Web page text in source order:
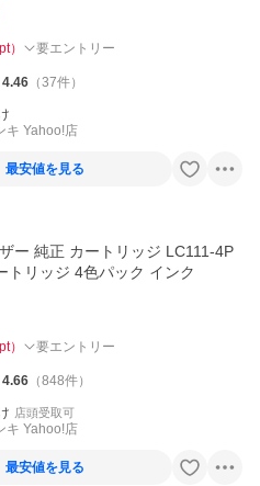
pt） 要エントリー
4.46（37件）
キ Yahoo!店
最安値を見る
ー 純正 カートリッジ LC111-4P
トリッジ 4色パック インク
pt） 要エントリー
4.66（848件）
店頭受取可
キ Yahoo!店
最安値を見る